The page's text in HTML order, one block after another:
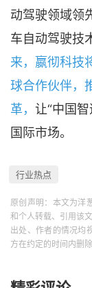
动驾驶领域领
车自动驾驶技
来，嬴彻科技
球合作伙伴，
革， 让“中国
国际市场。
行业热点
原创声明：本文为洋
和个人转载、引用该
出处、作者的情况均
方在约定的时间内删除